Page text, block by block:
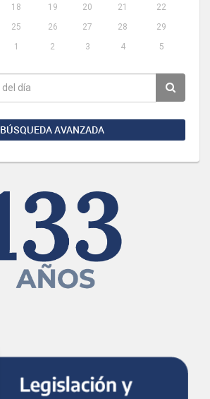
18 19 20 21
22
25 26 27 28
29
1 2 3 4 5
BÚSQUEDA AVANZADA